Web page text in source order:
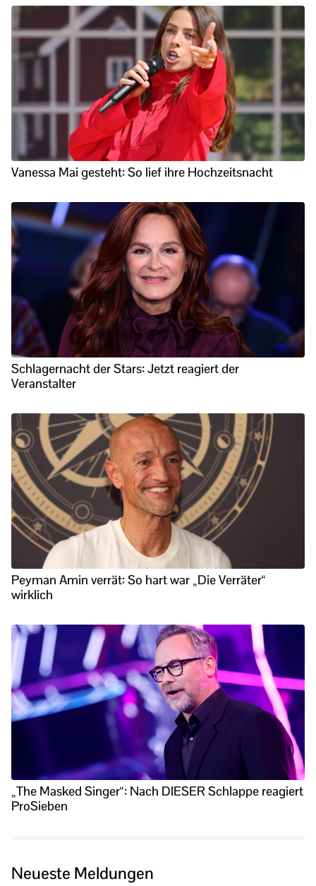
Vanessa Mai gesteht: So lief ihre Hochzeitsnacht
Schlagernacht der Stars: Jetzt reagiert der
Veranstalter
Peyman Amin verrät: So hart war „Die Verräter“
wirklich
„The Masked Singer“: Nach DIESER Schlappe reagiert
ProSieben
Neueste Meldungen